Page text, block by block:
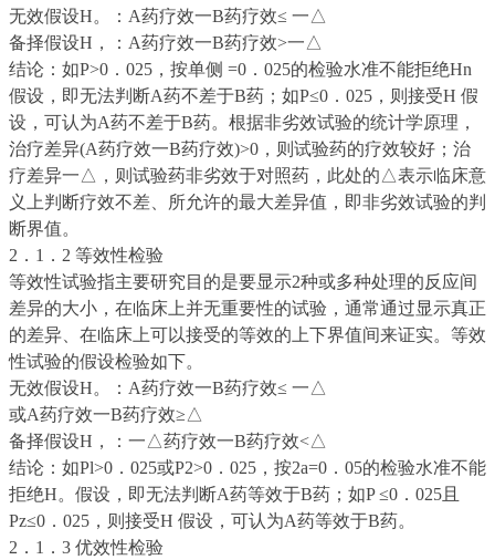
无效假设H。：A药疗效一B药疗效≤ 一△
备择假设H，：A药疗效一B药疗效>一△
结论：如P>0．025，按单侧 =0．025的检验水准不能拒绝Hn
假设，即无法判断A药不差于B药；如P≤0．025，则接受H 假
设，可认为A药不差于B药。根据非劣效试验的统计学原理，
治疗差异(A药疗效一B药疗效)>0，则试验药的疗效较好；治
疗差异一△，则试验药非劣效于对照药，此处的△表示临床意
义上判断疗效不差、所允许的最大差异值，即非劣效试验的判
断界值。
2．1．2 等效性检验
等效性试验指主要研究目的是要显示2种或多种处理的反应间
差异的大小，在临床上并无重要性的试验，通常通过显示真正
的差异、在临床上可以接受的等效的上下界值间来证实。等效
性试验的假设检验如下。
无效假设H。：A药疗效一B药疗效≤ 一△
或A药疗效一B药疗效≥△
备择假设H，：一△药疗效一B药疗效<△
结论：如Pl>0．025或P2>0．025，按2a=0．05的检验水准不能
拒绝H。假设，即无法判断A药等效于B药；如P ≤0．025且
Pz≤0．025，则接受H 假设，可认为A药等效于B药。
2．1．3 优效性检验